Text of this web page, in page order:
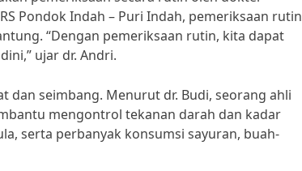
Pondok Indah – Puri Indah, pemeriksaan rutin
“Dengan pemeriksaan rutin, kita dapat
ujar dr. Andri.
dan seimbang. Menurut dr. Budi, seorang ahli
mengontrol tekanan darah dan kadar
serta perbanyak konsumsi sayuran, buah-